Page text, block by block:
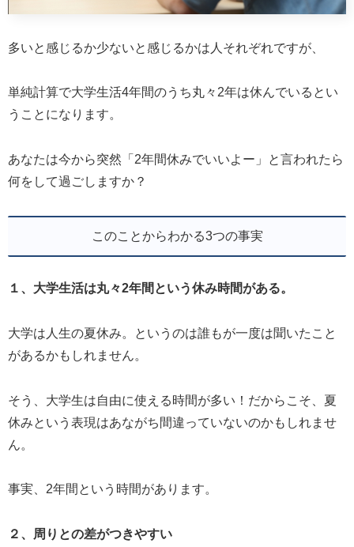
多いと感じるか少ないと感じるかは人それぞれですが、
単純計算で大学生活4年間のうち丸々2年は休んでいるとい
うことになります。
あなたは今から突然「2年間休みでいいよー」と言われたら
何をして過ごしますか？
このことからわかる3つの事実
１、大学生活は丸々2年間という休み時間がある。
大学は人生の夏休み。というのは誰もが一度は聞いたこと
があるかもしれません。
そう、大学生は自由に使える時間が多い！だからこそ、夏
休みという表現はあながち間違っていないのかもしれませ
ん。
事実、2年間という時間があります。
２、周りとの差がつきやすい